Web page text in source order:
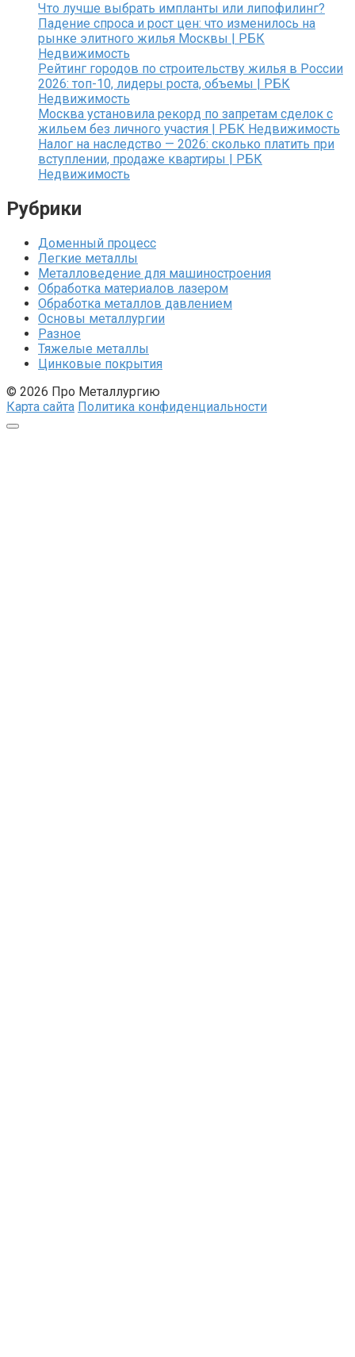
Что лучше выбрать импланты или липофилинг?
Падение спроса и рост цен: что изменилось на
рынке элитного жилья Москвы | РБК
Недвижимость
Рейтинг городов по строительству жилья в России
2026: топ-10, лидеры роста, объемы | РБК
Недвижимость
Москва установила рекорд по запретам сделок с
жильем без личного участия | РБК Недвижимость
Налог на наследство — 2026: сколько платить при
вступлении, продаже квартиры | РБК
Недвижимость
Рубрики
Доменный процесс
Легкие металлы
Металловедение для машиностроения
Обработка материалов лазером
Обработка металлов давлением
Основы металлургии
Разное
Тяжелые металлы
Цинковые покрытия
© 2026 Про Металлургию
Карта сайта Политика конфиденциальности